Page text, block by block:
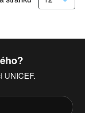
UNICEF.